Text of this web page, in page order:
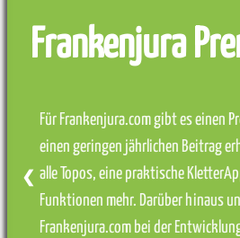
Frankenjura
Für Frankenjura.com gibt es einen
einen geringen jährlichen Beitrag
alle Topos, eine praktische
Funktionen mehr. Darüber hinaus
Frankenjura.com bei der
❮